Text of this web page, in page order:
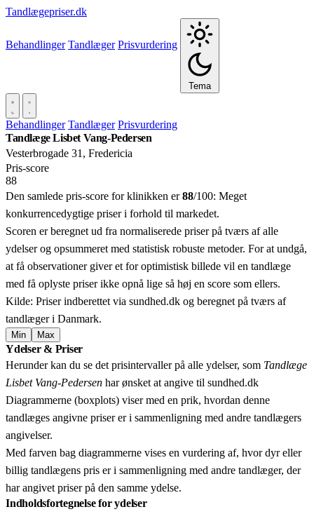
Tandlægepriser.dk
Behandlinger Tandlæger Prisvurdering
Tema
Behandlinger Tandlæger Prisvurdering
Tandlæge Lisbet Vang-Pedersen
Vesterbrogade 31, Fredericia
Pris‑score
88
Den samlede pris-score for klinikken er88/100: Meget
konkurrencedygtige priser i forhold til markedet.
Scoren er beregnet ud fra normaliserede priser på tværs af alle
ydelser og opsummeret med statistisk robuste metoder. For at undgå,
at få observationer giver et for optimistisk billede vil en tandlæge
med få oplyste priser ikke opnå lige så høj en score som ellers.
Kilde: Priser indberettet via sundhed.dk og beregnet på tværs af
tandlæger i Danmark.
Min Max
+
−
Ydelser & Priser
Herunder kan du se det prisintervaller på alle ydelser, som Tandlæge
Lisbet Vang-Pedersen har ønsket at angive til sundhed.dk
Diagrammerne (boxplots) viser med en prik, hvordan denne
tandlæges angivne priser er i sammenligning med andre tandlægers
angivelser.
Med farven bag diagrammerne vises en vurdering af, hvor dyr eller
billig tandlægens pris er i sammenligning med andre tandlæger, der
har angivet priser på den samme ydelse.
Indholdsfortegnelse for ydelser